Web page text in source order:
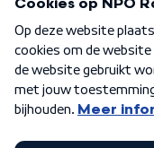
Algemene